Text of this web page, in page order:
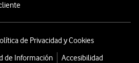
de Privacidad y Cookies
de Información
Accesibilidad